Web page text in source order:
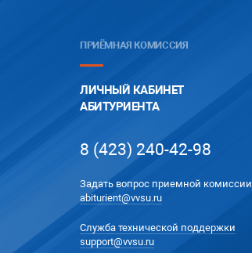
ПРИЁМНАЯ КОМИССИЯ
ЛИЧНЫЙ КАБИНЕТ
АБИТУРИЕНТА
8 (423) 240-42-98
Задать вопрос приемной комиссии
abiturient@vvsu.ru
Служба технической поддержки
support@vvsu.ru